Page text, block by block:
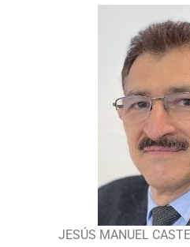
JESÚS MANUEL